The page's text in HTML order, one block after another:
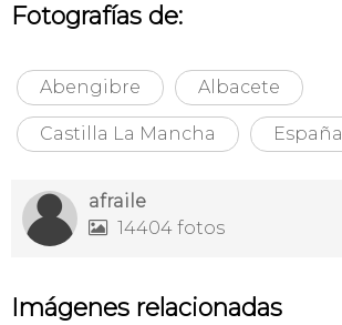
Fotografías de:
Abengibre Albacete
Castilla La Mancha España
afraile
 14404 fotos
Imágenes relacionadas